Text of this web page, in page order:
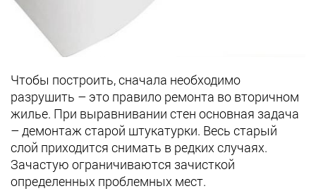
Чтобы построить, сначала необходимо
разрушить – это правило ремонта во вторичном
жилье. При выравнивании стен основная задача
– демонтаж старой штукатурки. Весь старый
слой приходится снимать в редких случаях.
Зачастую ограничиваются зачисткой
определенных проблемных мест.